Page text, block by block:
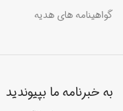
گواهینامه های هدیه
به خبرنامه ما بپیوندید